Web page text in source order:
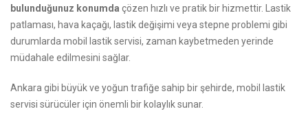
bulunduğunuz konumda çözen hızlı ve pratik bir hizmettir. Lastik
patlaması, hava kaçağı, lastik değişimi veya stepne problemi gibi
durumlarda mobil lastik servisi, zaman kaybetmeden yerinde
müdahale edilmesini sağlar.
Ankara gibi büyük ve yoğun trafiğe sahip bir şehirde, mobil lastik
servisi sürücüler için önemli bir kolaylık sunar.